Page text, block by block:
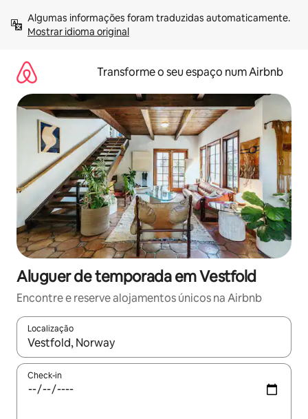
para
Mostrar idioma original
Transforme o seu espaço num Airbnb
Aluguer de temporada em Vestfold
Encontre e reserve alojamentos únicos na Airbnb
Localização
Quando os resultados estiverem disponíveis, navegue com
Check-in